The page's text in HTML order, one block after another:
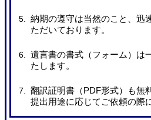
納期の遵守は当然のこと、迅
ただいております。
遺言書の書式（フォーム）は
たします。
翻訳証明書（PDF形式）も無
提出用途に応じてご依頼の際